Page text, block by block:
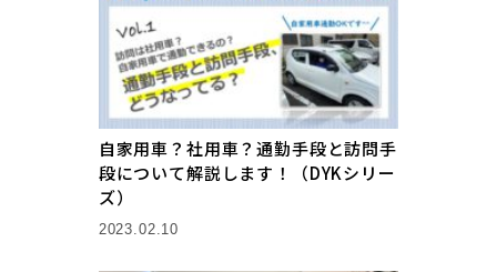
自家用車？社用車？通勤手段と訪問手
段について解説します！（DYKシリー
ズ）
2023.02.10